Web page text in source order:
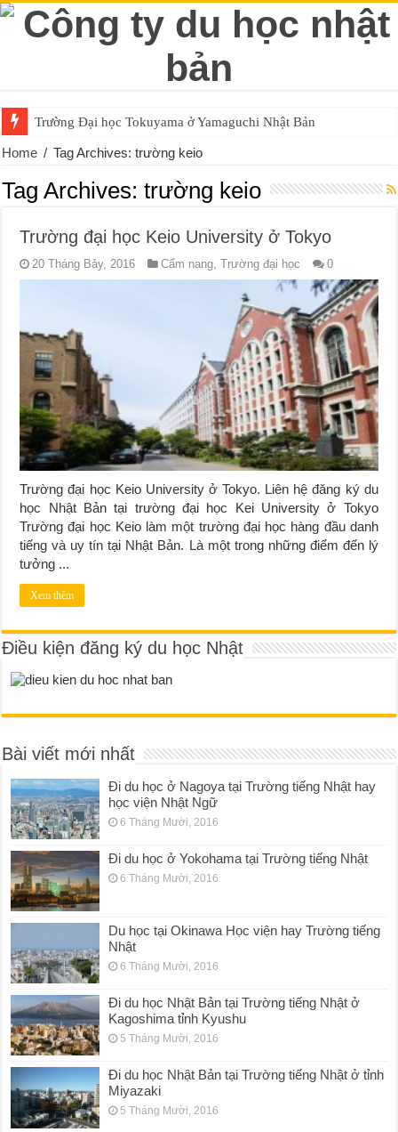
Trường Đại học Tokuyama ở Yamaguchi Nhật Bản
Home / Tag Archives: trường keio
Tag Archives:trường keio
Trường đại học Keio University ở Tokyo
20 Tháng Bảy, 2016 Cẩm nang,Trường đại học 0
Trường đại học Keio University ở Tokyo. Liên hệ đăng ký du
học Nhật Bản tại trường đại học Kei University ở Tokyo
Trường đại học Keio làm một trường đại học hàng đầu danh
tiếng và uy tín tại Nhật Bản. Là một trong những điểm đến lý
tưởng ...
Xem thêm
Điều kiện đăng ký du học Nhật
Bài viết mới nhất
Đi du học ở Nagoya tại Trường tiếng Nhật hay
học viện Nhật Ngữ
6 Tháng Mười, 2016
Đi du học ở Yokohama tại Trường tiếng Nhật
6 Tháng Mười, 2016
Du học tại Okinawa Học viện hay Trường tiếng
Nhật
6 Tháng Mười, 2016
Đi du học Nhật Bản tại Trường tiếng Nhật ở
Kagoshima tỉnh Kyushu
5 Tháng Mười, 2016
Đi du học Nhật Bản tại Trường tiếng Nhật ở tỉnh
Miyazaki
5 Tháng Mười, 2016